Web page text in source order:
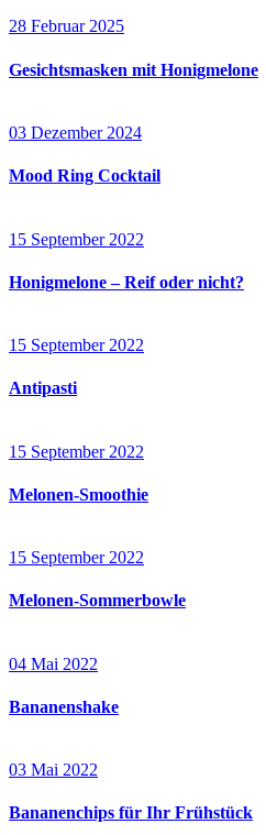
28 Februar 2025
Gesichtsmasken mit Honigmelone
03 Dezember 2024
Mood Ring Cocktail
15 September 2022
Honigmelone – Reif oder nicht?
15 September 2022
Antipasti
15 September 2022
Melonen-Smoothie
15 September 2022
Melonen-Sommerbowle
04 Mai 2022
Bananenshake
03 Mai 2022
Bananenchips für Ihr Frühstück